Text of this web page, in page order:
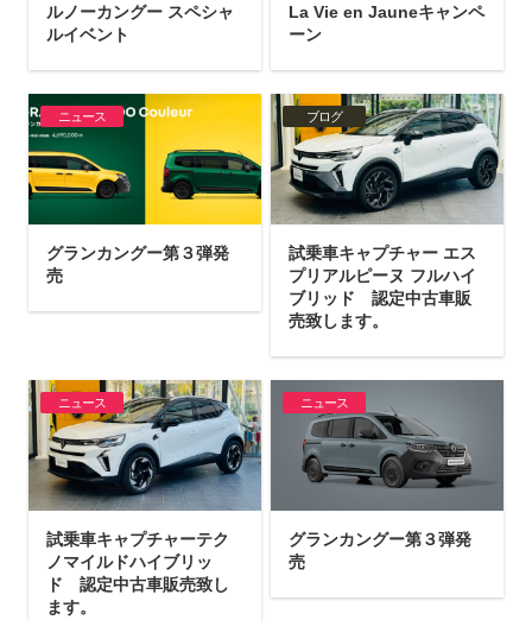
ルノーカングー スペシャ
ルイベント
La Vie en Jauneキャンペ
ーン
ニュース
グランカングー第３弾発
売
ブログ
試乗車キャプチャー エス
プリアルピーヌ フルハイ
ブリッド 認定中古車販
売致します。
ニュース
試乗車キャプチャーテク
ノマイルドハイブリッ
ド 認定中古車販売致し
ます。
ニュース
グランカングー第３弾発
売